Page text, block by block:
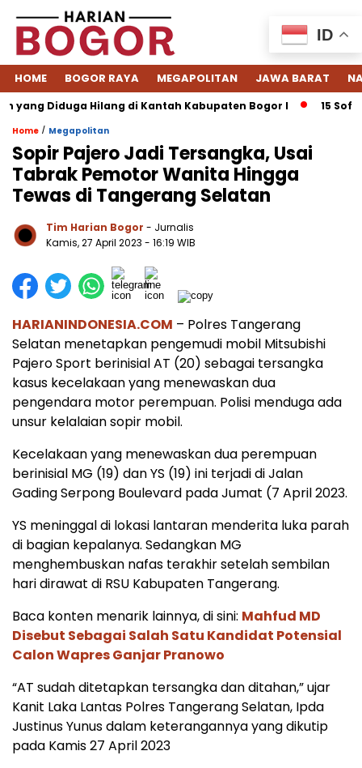
HOME BOGOR RAYA MEGAPOLITAN JAWA BARAT
Diduga Hilang di Kantah Kabupaten Bogor I 15
Home / Megapolitan
Sopir Pajero Jadi Tersangka, Usai
Tabrak Pemotor Wanita Hingga
Tewas di Tangerang Selatan
Tim Harian Bogor - Jurnalis
Kamis, 27 April 2023 - 16:19 WIB
HARIANINDONESIA.COM – Polres Tangerang
Selatan menetapkan pengemudi mobil Mitsubishi
Pajero Sport berinisial AT (20) sebagai tersangka
kasus kecelakaan yang menewaskan dua
pengendara motor perempuan. Polisi menduga ada
unsur kelalaian sopir mobil.
Kecelakaan yang menewaskan dua perempuan
berinisial MG (19) dan YS (19) ini terjadi di Jalan
Gading Serpong Boulevard pada Jumat (7 April 2023.
YS meninggal di lokasi lantaran menderita luka parah
di bagian kepalanya. Sedangkan MG
menghembuskan nafas terakhir setelah sembilan
hari dirawat di RSU Kabupaten Tangerang.
Baca konten menarik lainnya, di sini: Mahfud MD
Disebut Sebagai Salah Satu Kandidat Potensial
Calon Wapres Ganjar Pranowo
“AT sudah ditetapkan tersangka dan ditahan,” ujar
Kanit Laka Lantas Polres Tangerang Selatan, Ipda
Justinus Yunus dalam keterangannya yang dikutip
pada Kamis 27 April 2023
ID